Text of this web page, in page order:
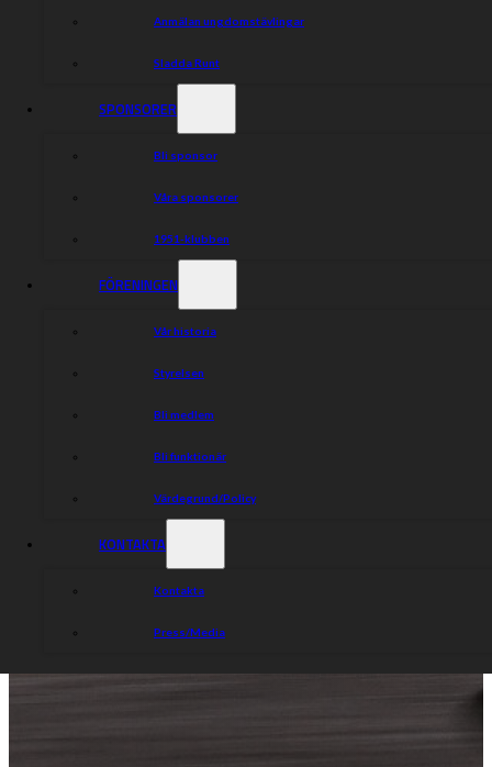
Anmälan ungdomstävlingar
Sladda Runt
SPONSORER
Bli sponsor
Våra sponsorer
1951-klubben
FÖRENINGEN
Vår historia
Styrelsen
Bli medlem
Bli funktionär
Värdegrund/Policy
KONTAKTA
Kontakta
Press/Media